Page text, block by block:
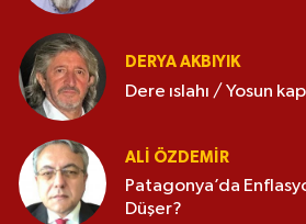
DERYA AKBIYIK
Dere ıslahı / Yosun
ALI ÖZDEMIR
Patagonya’da
Düşer?